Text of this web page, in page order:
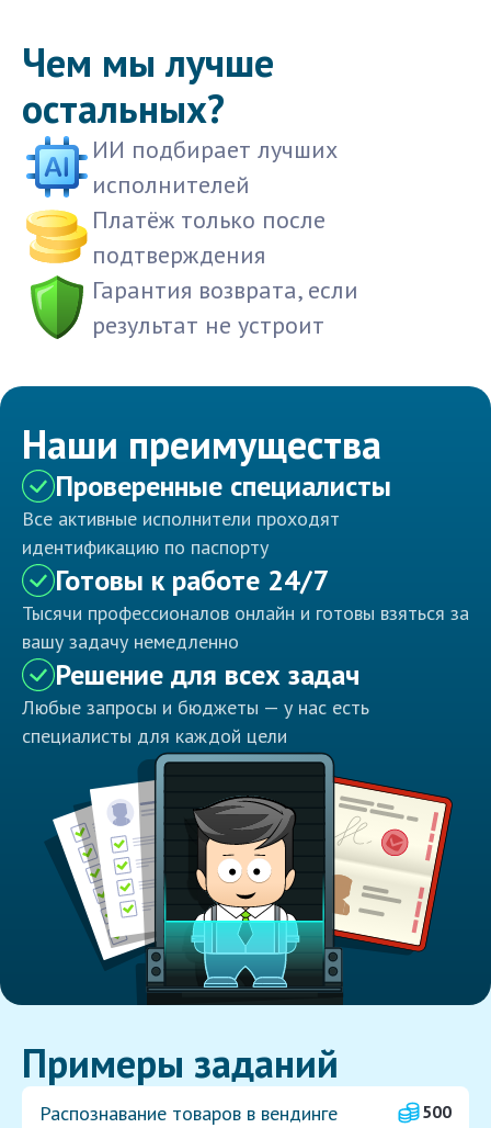
Чем мы лучше
остальных?
ИИ подбирает лучших
исполнителей
Платёж только после
подтверждения
Гарантия возврата, если
результат не устроит
Наши преимущества
Проверенные специалисты
Все активные исполнители проходят
идентификацию по паспорту
Готовы к работе 24/7
Тысячи профессионалов онлайн и готовы взяться за
вашу задачу немедленно
Решение для всех задач
Любые запросы и бюджеты — у нас есть
специалисты для каждой цели
Примеры заданий
Распознавание товаров в вендинге
500